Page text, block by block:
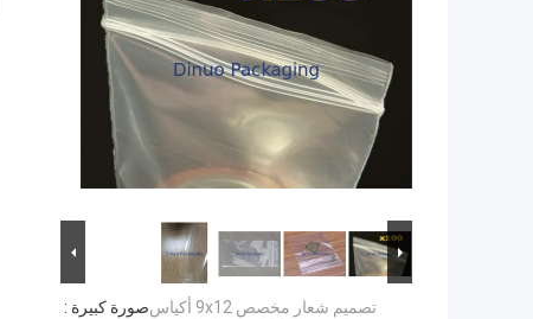
صورة كبيرة :تصميم شعار مخصص 9x12 أكياس